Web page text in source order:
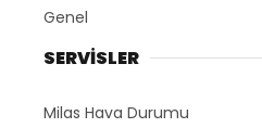
Genel
SERVİSLER
Milas Hava Durumu